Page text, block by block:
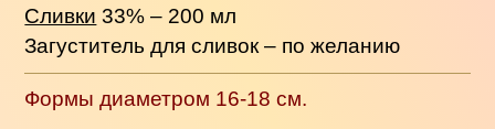
Сливки 33% – 200 мл
Загуститель для сливок – по желанию
Формы диаметром 16-18 см.